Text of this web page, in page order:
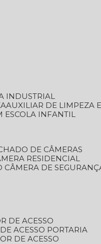
INDUSTRIAL
AUXILIAR DE LIMPEZA
ESCOLA INFANTIL
DE CÂMERAS
RESIDENCIAL
CÂMERA DE
DE ACESSO
ACESSO PORTARIA
DE ACESSO